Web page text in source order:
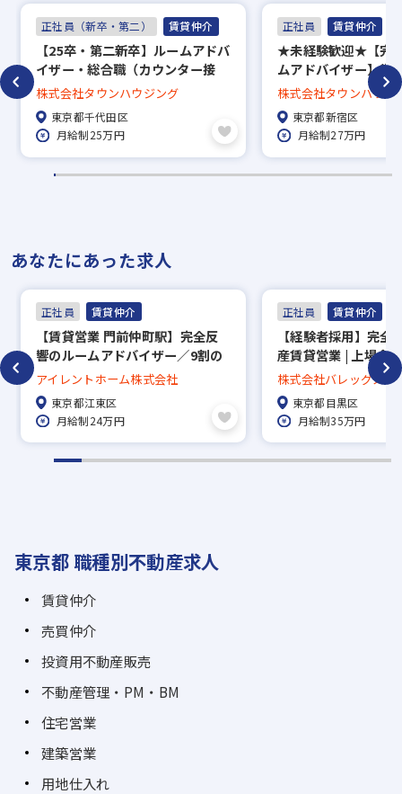
正社員（新卒・第二） 賃貸仲介
【25卒・第二新卒】ルームアドバ
イザー・総合職（カウンター接
客）賞与年3回／直営140店舗の
老舗安定企業
株式会社タウンハウジング
東京都千代田区
月給制25万円
正社員 賃貸仲介
★未経験歓迎★【完
ムアドバイザー】賞
回長期休暇あり／約
中から好きな物件に
度、家賃補助50％／
で地域密着！
株式会社タウンハウジ
東京都新宿区
月給制27万円
あなたにあった求人
正社員 賃貸仲介
【賃貸営業 門前仲町駅】完全反
響のルームアドバイザー／9割の
営業が20代です！活気のある会社
で働きませんか♪
アイレントホーム株式会社
東京都江東区
月給制24万円
正社員 賃貸仲介
【経験者採用】完全
産賃貸営業 | 上場企
日 | 賞与年2回 | ノー
株式会社バレッグス
東京都目黒区
月給制35万円
東京都 職種別不動産求人
賃貸仲介
売買仲介
投資用不動産販売
不動産管理・PM・BM
住宅営業
建築営業
用地仕入れ